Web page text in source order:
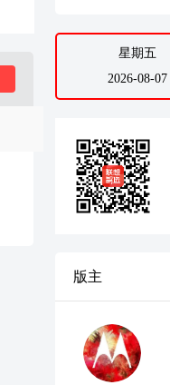
星期五
2026-08-07
版主